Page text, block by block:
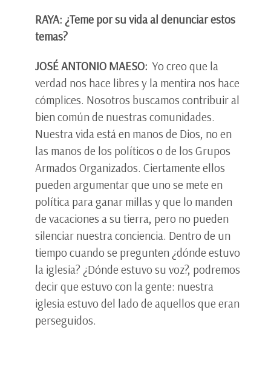
RAYA: ¿Teme por su vida al denunciar estos
temas?
JOSÉ ANTONIO MAESO: Yo creo que la
verdad nos hace libres y la mentira nos hace
cómplices. Nosotros buscamos contribuir al
bien común de nuestras comunidades.
Nuestra vida está en manos de Dios, no en
las manos de los políticos o de los Grupos
Armados Organizados. Ciertamente ellos
pueden argumentar que uno se mete en
política para ganar millas y que lo manden
de vacaciones a su tierra, pero no pueden
silenciar nuestra conciencia. Dentro de un
tiempo cuando se pregunten ¿dónde estuvo
la iglesia? ¿Dónde estuvo su voz?, podremos
decir que estuvo con la gente: nuestra
iglesia estuvo del lado de aquellos que eran
perseguidos.